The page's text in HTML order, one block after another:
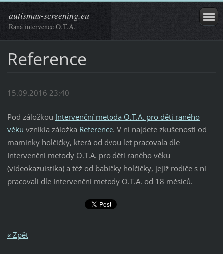
autismus-screening.eu
Raná intervence O.T.A.
Reference
15.09.2016 23:40
Pod záložkou Intervenční metoda O.T.A. pro děti raného
věku vznikla záložka Reference. V ní najdete zkušenosti od
maminky holčičky, která od dvou let pracovala dle
Intervenční metody O.T.A. pro děti raného věku
(videokazuistika) a též od babičky holčičky, jejíž rodiče s ní
pracovali dle Intervenční metody O.T.A. od 18 měsíců.
« Zpět